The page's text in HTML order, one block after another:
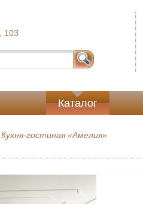
103
Каталог
Кухня-гостиная «Амелия»